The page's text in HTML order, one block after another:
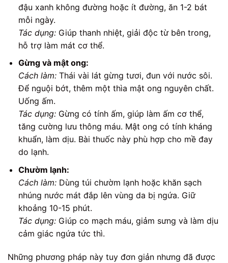
đậu xanh không đường hoặc ít đường, ăn 1-2 bát
mỗi ngày.
Tác dụng:Giúp thanh nhiệt, giải độc từ bên trong,
hỗ trợ làm mát cơ thể.
Gừng và mật ong:
Cách làm:Thái vài lát gừng tươi, đun với nước sôi.
Để nguội bớt, thêm một thìa mật ong nguyên chất.
Uống ấm.
Tác dụng:Gừng có tính ấm, giúp làm ấm cơ thể,
tăng cường lưu thông máu. Mật ong có tính kháng
khuẩn, làm dịu. Bài thuốc này phù hợp cho mề đay
do lạnh.
Chườm lạnh:
Cách làm:Dùng túi chườm lạnh hoặc khăn sạch
nhúng nước mát đắp lên vùng da bị ngứa. Giữ
khoảng 10-15 phút.
Tác dụng:Giúp co mạch máu, giảm sưng và làm dịu
cảm giác ngứa tức thì.
Những phương pháp này tuy đơn giản nhưng đã được